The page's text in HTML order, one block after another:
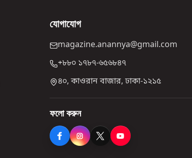
যোগাযোগ
magazine.anannya@gmail.com
+৮৮০ ১৭৮৭-৬৫৬৮৪৭
৪০, কাওরান বাজার, ঢাকা-১২১৫
ফলো করুন